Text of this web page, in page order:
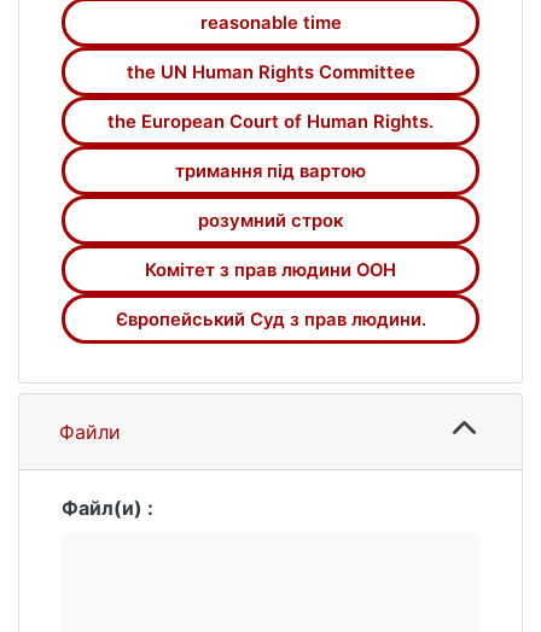
вирішені лише за умови професіоналізму
українських посадовців.
reasonable time
the UN Human Rights Committee
the European Court of Human Rights.
тримання під вартою
розумний строк
Комітет з прав людини ООН
Європейський Суд з прав людини.
Файли
Файл(и) :